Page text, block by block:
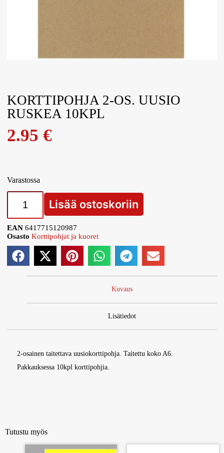
KORTTIPOHJA 2-OS. UUSIO
RUSKEA 10KPL
2.95€
Varastossa
Lisää ostoskoriin
EAN6417715120987
Osasto Korttipohjat ja kuoret
Kuvaus
Lisätiedot
2-osainen taitettava uusiokorttipohja. Taitettu koko A6.
Pakkauksessa 10kpl korttipohjia.
Tutustu myös